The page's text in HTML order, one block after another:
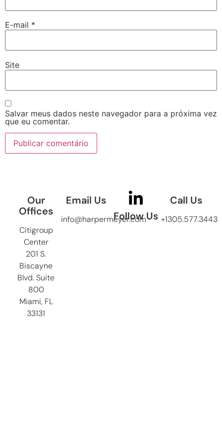
E-mail *
Site
Salvar meus dados neste navegador para a próxima vez
que eu comentar.
Our
Offices
Citigroup
Center
201 S.
Biscayne
Blvd. Suite
800
Miami, FL
33131
Email Us
info@harpermeyer.com
Follow Us
Call Us
+1305.577.3443